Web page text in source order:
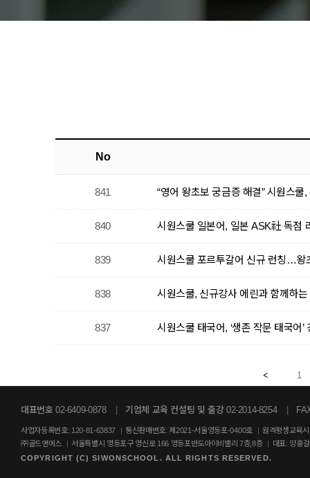
No
841 “영어 왕초보 궁금증 해결” 시원스쿨
840 시원스쿨 일본어, 일본 ASK社 독점
839 시원스쿨 포르투갈어 신규 런칭…왕
838 시원스쿨, 신규강사 에린과 함께하는
837 시원스쿨 태국어, ‘생존 작문 태국어’
1
대표번호 02-6409-0878 기업체 교육 컨설팅 및 출강 02-2014-8254
사업자등록번호: 120-81-63837 | 통신판매번호: 제2021-서울영등포-0400호 | 원격평생교육
㈜골드앤에스
| 서울특별시 영등포구 영신로 166 영등포반도아이비밸리 7층,8층 | 대표: 양홍
COPYRIGHT (C) SIWONSCHOOL. ALL RIGHTS RESERVED.